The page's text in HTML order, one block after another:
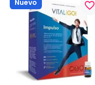
Nuevo favorite_border